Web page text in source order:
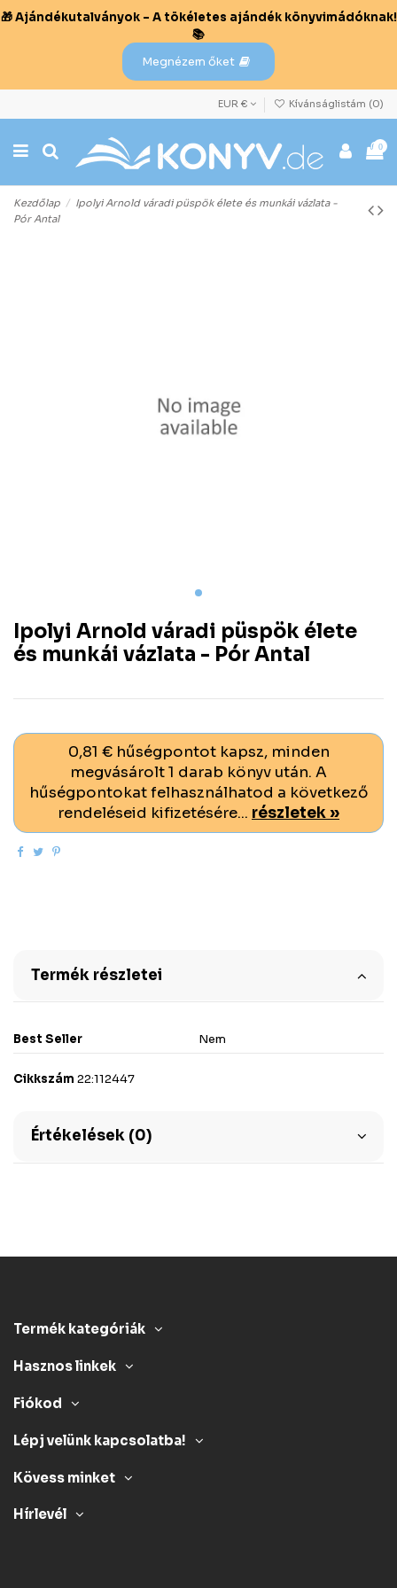
🎁 Ajándékutalványok – A tökéletes ajándék könyvimádóknak!
📚
Megnézem őket
EUR € Kívánságlistám (0)
0
Kezdőlap
Ipolyi Arnold váradi püspök élete és munkái vázlata -
Pór Antal
Ipolyi Arnold váradi püspök élete
és munkái vázlata - Pór Antal
0,81 € hűségpontot kapsz, minden
megvásárolt 1 darab könyv után. A
hűségpontokat felhasználhatod a következő
rendeléseid kifizetésére... részletek »
Termék részletei
Best Seller Nem
Cikkszám 22:112447
Értékelések (0)
Termék kategóriák
Hasznos linkek
Fiókod
Lépj velünk kapcsolatba!
Kövess minket
Hírlevél